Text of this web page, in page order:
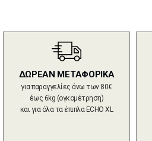
ΔΩΡΕΑΝ ΜΕΤΑΦΟΡΙΚΑ
για παραγγελίες άνω των 80€
έως 6kg (ογκομέτρηση)
και για όλα τα έπιπλα ECHO XL